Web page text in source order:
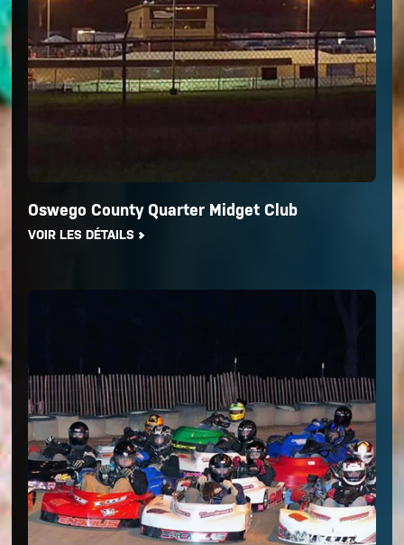
Oswego County Quarter Midget Club
VOIR LES DÉTAILS